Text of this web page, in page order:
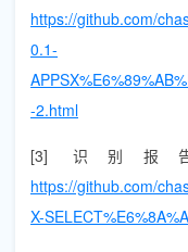
https://github.com/
0.1-
-2.html
[3] 识别报
https://github.com/
X-